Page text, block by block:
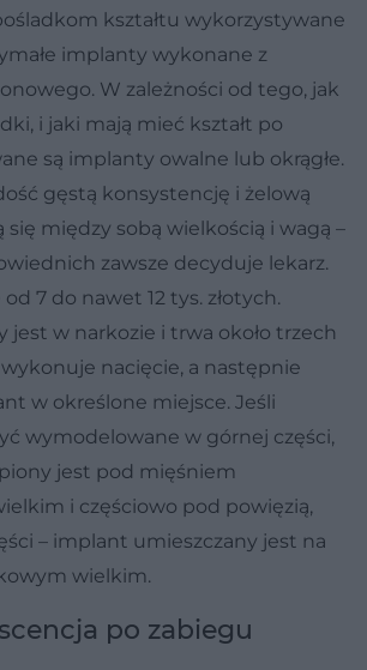
kształtu wykorzystywane
implanty wykonane z
W zależności od tego, jak
i jaki mają mieć kształt po
są implanty owalne lub okrągłe.
gęstą konsystencję i żelową
się między sobą wielkością i wagą –
zawsze decyduje lekarz.
7 do nawet 12 tys. złotych.
jest w narkozie i trwa około trzech
nacięcie, a następnie
w określone miejsce. Jeśli
wymodelowane w górnej części,
jest pod mięśniem
i częściowo pod powięzią,
– implant umieszczany jest na
wielkim.
po zabiegu